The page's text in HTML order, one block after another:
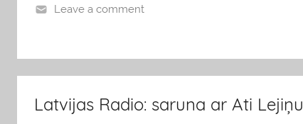
s
Leave a comment
Latvijas Radio: saruna ar Ati Lejiņu